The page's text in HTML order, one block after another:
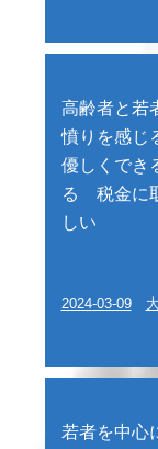
高齢者と若
憤りを感じ
優しくでき
る 税金に
しい
2024-03-09
若者を中心